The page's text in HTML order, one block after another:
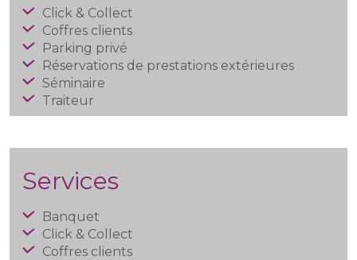
Click & Collect
Coffres clients
Parking privé
Réservations de prestations extérieures
Séminaire
Traiteur
Services
Banquet
Click & Collect
Coffres clients